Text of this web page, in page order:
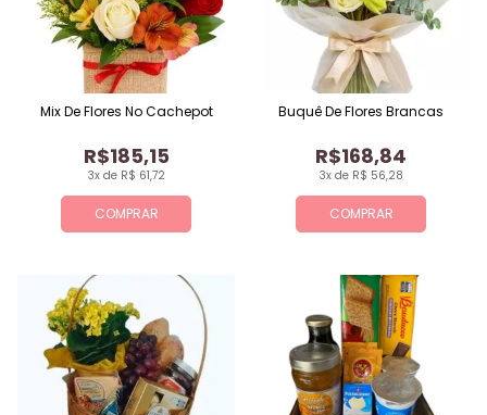
COMPRAR
3x de R$ 61,72
R$185,15
Mix De Flores No Cachepot
COMPRAR
3x de R$ 56,28
R$168,84
Buquê De Flores Brancas